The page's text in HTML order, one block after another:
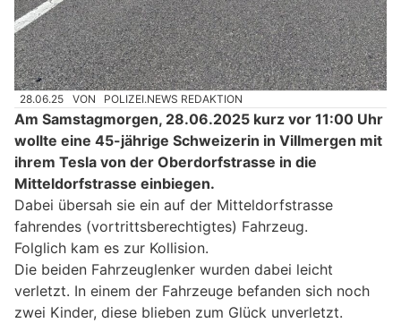
28.06.25 VON POLIZEI.NEWS REDAKTION
Am Samstagmorgen, 28.06.2025 kurz vor 11:00 Uhr
wollte eine 45-jährige Schweizerin in Villmergen mit
ihrem Tesla von der Oberdorfstrasse in die
Mitteldorfstrasse einbiegen.
Dabei übersah sie ein auf der Mitteldorfstrasse
fahrendes (vortrittsberechtigtes) Fahrzeug.
Folglich kam es zur Kollision.
Die beiden Fahrzeuglenker wurden dabei leicht
verletzt. In einem der Fahrzeuge befanden sich noch
zwei Kinder, diese blieben zum Glück unverletzt.